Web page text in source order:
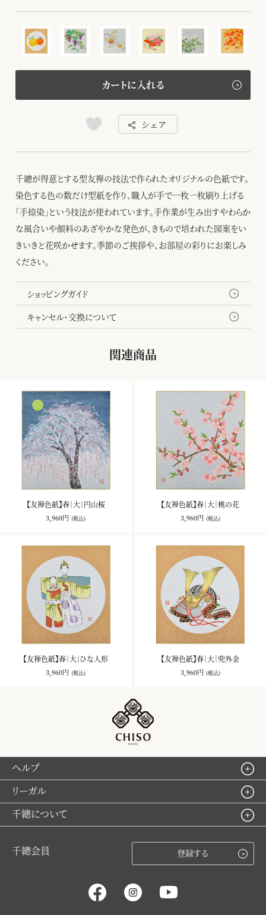
カートに入れる
シェア
千總が得意とする型友禅の技法で作られたオリジナルの色紙です。
染色する色の数だけ型紙を作り、職人が手で一枚一枚刷り上げる
「手捺染」という技法が使われています。手作業が生み出すやわらか
な風合いや顔料のあざやかな発色が、きもので培われた図案をい
きいきと花咲かせます。季節のご挨拶や、お部屋の彩りにお楽しみ
ください。
ショッピングガイド
キャンセル・交換について
関連商品
【友禅色紙】春｜大｜円山桜
3,960円 (税込)
【友禅色紙】春｜大｜桃の花
3,960円 (税込)
【友禅色紙】春｜大｜ひな人形
3,960円 (税込)
【友禅色紙】春｜大｜兜外金
3,960円 (税込)
ヘルプ
リーガル
千總について
千總会員 登録する